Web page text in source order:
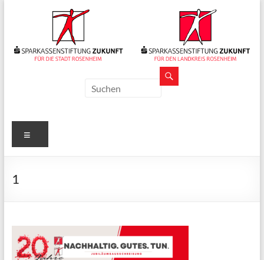
Sparkassenstiftungen
Für
Stadt
und
Rosenheim
1